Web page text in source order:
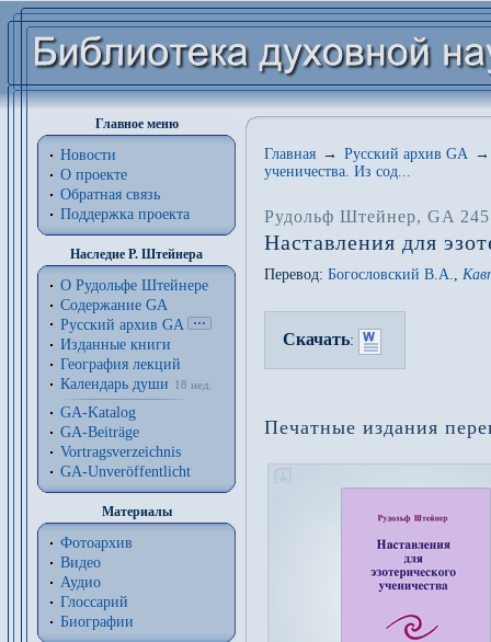
Главное меню
Новости
О проекте
Обратная связь
Поддержка проекта
Наследие Р. Штейнера
О Рудольфе Штейнере
Содержание GA
Русский архив GA
Изданные книги
География лекций
Календарь души
18 нед.
GA-Katalog
GA-Beiträge
Vortragsverzeichnis
GA-Unveröffentlicht
Материалы
Фотоархив
Видео
Аудио
Глоссарий
Биографии
Главная → Русский архив GA →
ученичества. Из сод...
Рудольф Штейнер, GA 245
Наставления для
Перевод: Богословский В.А.,
Скачать:
Печатные издания